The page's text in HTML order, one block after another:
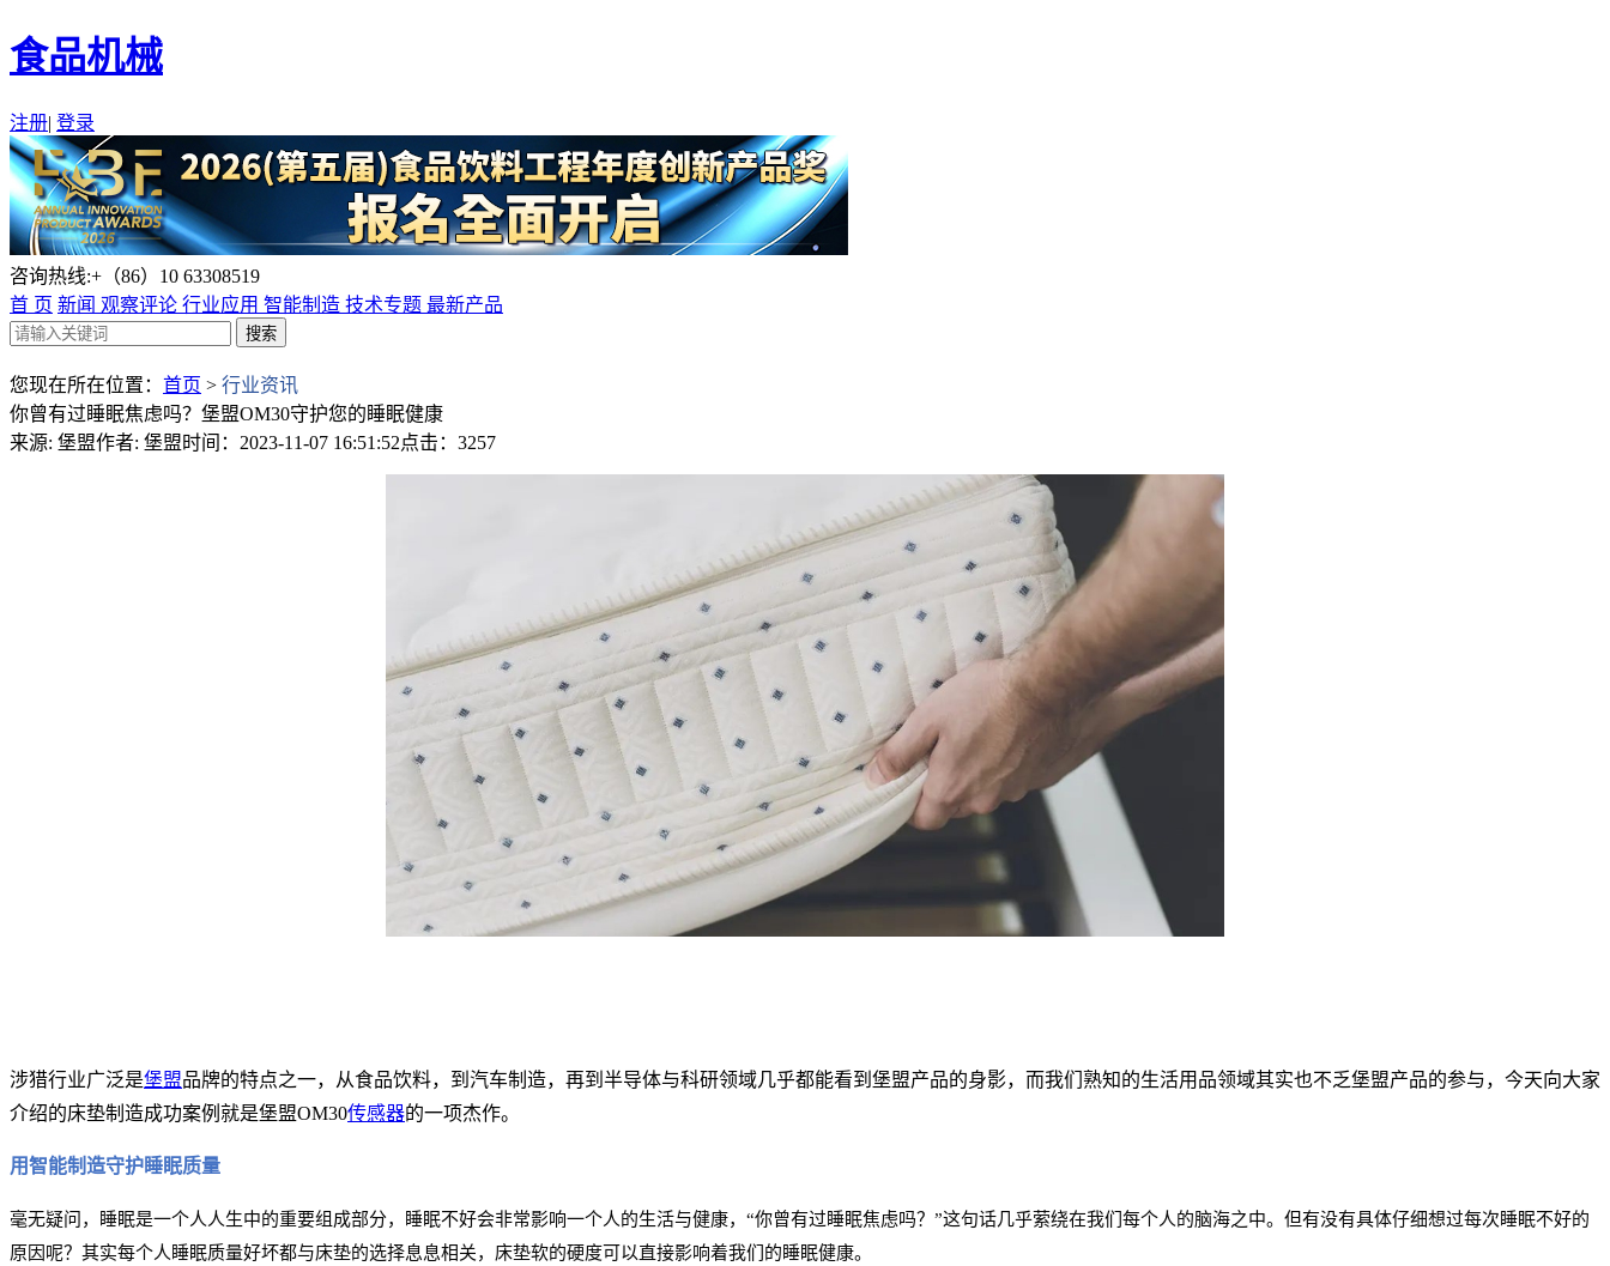
食品机械
注册| 登录
咨询热线:+（86）10 63308519
首 页 新闻 观察评论 行业应用 智能制造 技术专题 最新产品
您现在所在位置： 首页 > 行业资讯
你曾有过睡眠焦虑吗？堡盟OM30守护您的睡眠健康
来源: 堡盟作者: 堡盟时间：2023-11-07 16:51:52点击：3257
涉猎行业广泛是堡盟品牌的特点之一，从食品饮料，到汽车制造，再到半导体与科研领域几乎都能看到堡盟产品的身影，而我们熟知的生活用品领域其实也不乏堡盟产品的参与，今天向大家
介绍的床垫制造成功案例就是堡盟OM30传感器的一项杰作。
用智能制造守护睡眠质量
毫无疑问，睡眠是一个人人生中的重要组成部分，睡眠不好会非常影响一个人的生活与健康， “你曾有过睡眠焦虑吗？ ”这句话几乎萦绕在我们每个人的脑海之中。但有没有具体仔细想过每次睡眠不好的
原因呢？其实每个人睡眠质量好坏都与床垫的选择息息相关，床垫软的硬度可以直接影响着我们的睡眠健康。